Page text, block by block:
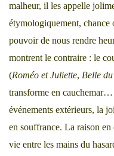
malheur, il les appelle
étymologiquement,
pouvoir de nous rendre
montrent le contraire : le
(Roméo et Juliette, Belle
transforme en
événements extérieurs, la
en souffrance. La raison
vie entre les mains du